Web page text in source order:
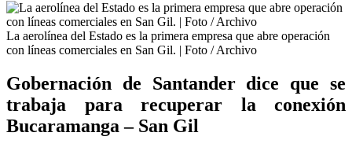
La aerolínea del Estado es la primera empresa que abre operación
con líneas comerciales en San Gil. | Foto / Archivo
Gobernación de Santander dice que se
trabaja para recuperar la conexión
Bucaramanga – San Gil